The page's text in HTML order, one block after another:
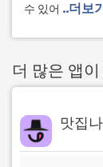
수 있어 ..더보
더 많은 앱
맛집